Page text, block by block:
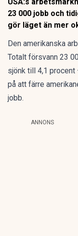
23 000 jobb och
gör läget än mer
Den amerikanska
Totalt försvann 23
sjönk till 4,1
på att färre
jobb.
ANNONS